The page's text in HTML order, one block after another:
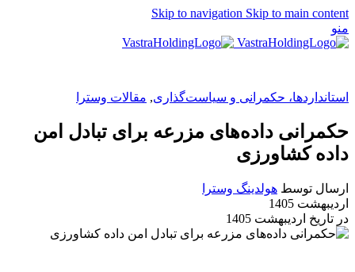
Skip to navigation Skip to main content
منو
استانداردها، حکمرانی و سیاست‌گذاری, مقالات وسترا
حکمرانی داده‌های مزرعه برای تبادل امن
داده کشاورزی
ارسال توسط هولدینگ وسترا
اردیبهشت 1405
در تاریخ اردیبهشت 1405